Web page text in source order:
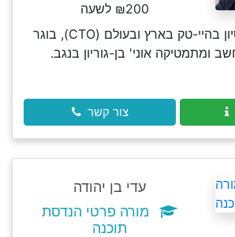
₪200 לשעה
בעל 28 שנות ניסיון בהיי-טק בארץ ובעולם (CTO), בוגר
צור קשר
עדי בן יהודה
מורה פרטי הנדסת
תוכנה